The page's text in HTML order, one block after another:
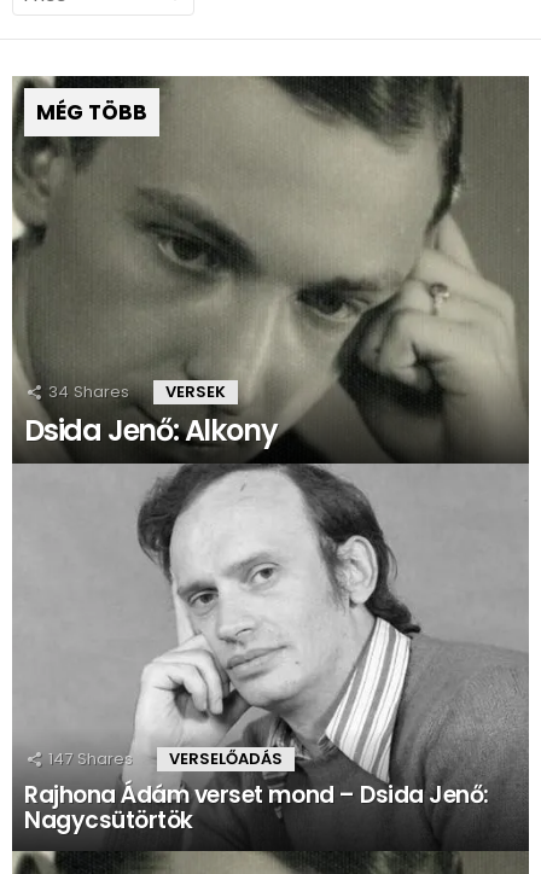
MÉG TÖBB
34 Shares VERSEK
Dsida Jenő: Alkony
147 Shares VERSELŐADÁS
Rajhona Ádám verset mond – Dsida Jenő:
Nagycsütörtök